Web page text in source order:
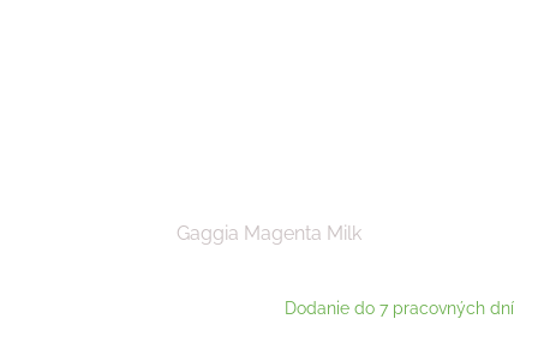
Gaggia Magenta Milk
Dodanie do 7 pracovných dní